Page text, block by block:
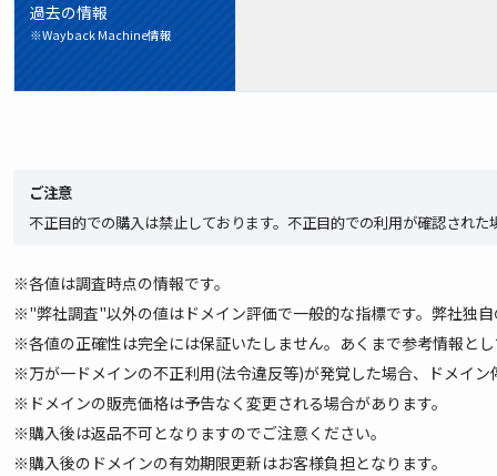
過去の情報
※Wayback Machine情報
ご注意
不正目的での購入は禁止しております。不正目的での利用が確認され
※各値は調査時点の情報です。
※"弊社調査"以外の値はドメイン評価で一般的な指標です。弊社独
※各値の正確性は完全には保証いたしません。あくまで参考情報と
※万が一ドメインの不正利用(法令違反等)が発覚した場合、ドメイ
※ドメインの販売価格は予告なく変更される場合があります。
※購入後は返品不可となりますのでご注意ください。
※購入後のドメインの有効期限更新はお客様負担となります。